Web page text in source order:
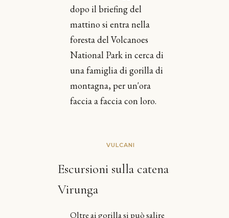
dopo il briefing del
mattino si entra nella
foresta del Volcanoes
National Park in cerca di
una famiglia di gorilla di
montagna, per un'ora
faccia a faccia con loro.
VULCANI
Escursioni sulla catena
Virunga
Oltre ai gorilla si può salire